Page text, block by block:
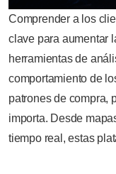
Comprender a los
clave para aumentar
herramientas de
comportamiento de
patrones de compra,
importa. Desde
tiempo real, estas